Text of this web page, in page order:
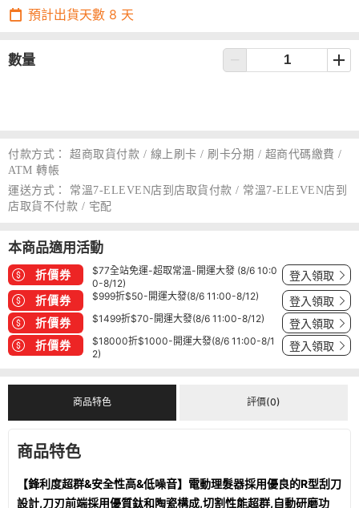
預計出貨天數 8 天
數量
付款方式：
超商取貨付款 / 線上刷卡 / 刷卡分期 / 超商代碼繳費 /
ATM 轉帳
運送方式：
常溫7-ELEVEN店到店取貨付款 / 常溫7-ELEVEN店到
店取貨不付款 / 宅配
本商品適用活動
折價券
$77全站免運-超取常溫-開運大發 (8/6 10:0
0-8/12)
登入領取
折價券 $999折$50-開運大發(8/6 11:00-8/12) 登入領取
折價券 $1499折$70-開運大發(8/6 11:00-8/12) 登入領取
折價券
$18000折$1000-開運大發(8/6 11:00-8/1
2)
登入領取
商品特色 評價(0)
商品特色
【鋒利度超群&安全性高&低噪音】電動理髮器採用優良的R型刮刀
設計,刀刃前端採用優質鈦和陶瓷構成,切割性能超群,自動研磨功